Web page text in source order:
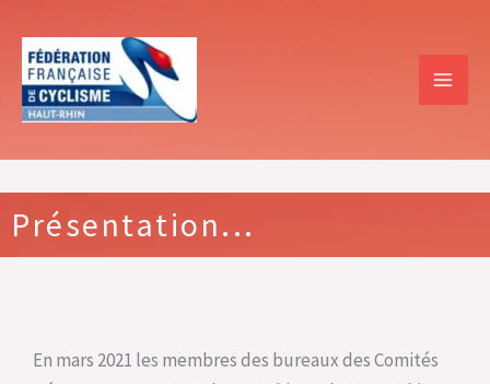
contenu
Présentation...
En mars 2021 les membres des bureaux des Comités